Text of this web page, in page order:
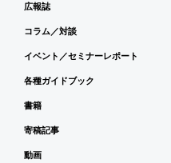
広報誌
コラム／対談
イベント／セミナーレポート
各種ガイドブック
書籍
寄稿記事
動画